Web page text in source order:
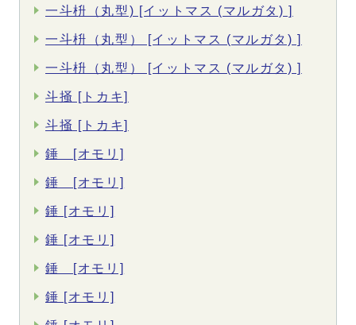
一斗枡（丸型) [イットマス (マルガタ) ]
一斗枡（丸型） [イットマス (マルガタ) ]
一斗枡（丸型） [イットマス (マルガタ) ]
斗掻 [トカキ]
斗掻 [トカキ]
錘 [オモリ]
錘 [オモリ]
錘 [オモリ]
錘 [オモリ]
錘 [オモリ]
錘 [オモリ]